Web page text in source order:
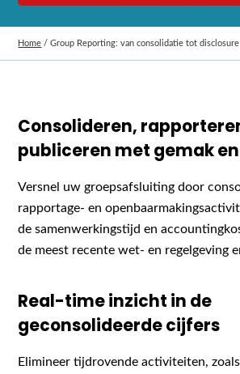
Home /Group Reporting: van consolidatie tot disclosure
Consolideren,
publiceren met gemak
Versnel uw groepsafsluiting door
rapportage-en
desamenwerkingstijd en
de meest recente wet-en regelgeving
Real-time inzicht in de
geconsolideerde cijfers
Elimineer tijdrovende activiteiten,